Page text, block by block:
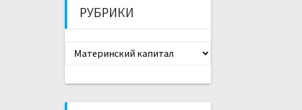
РУБРИКИ
Рубрики